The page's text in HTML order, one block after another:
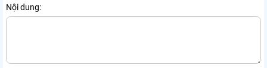
Nội dung: